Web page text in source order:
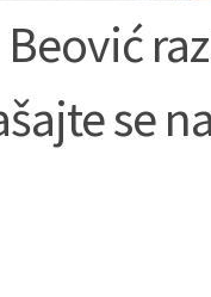
Beović
se